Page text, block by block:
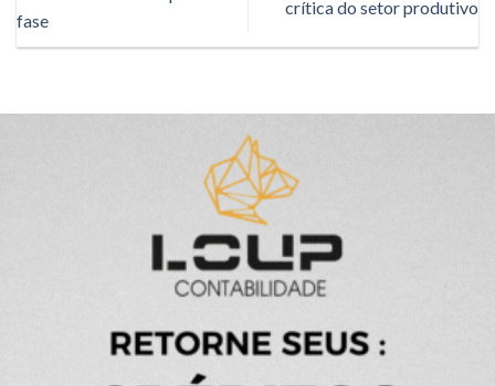
fase
crítica do setor produtivo